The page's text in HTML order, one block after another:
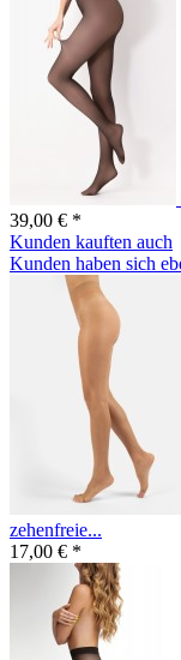
39,00 € *
Kunden kauften auch
Kunden haben sich
zehenfreie...
17,00 € *